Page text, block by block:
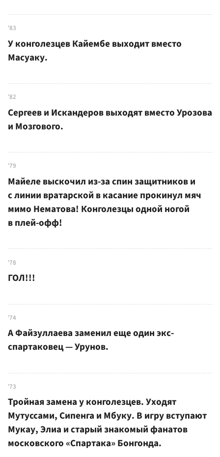
'83
У конголезцев Кайембе выходит вместо
Масуаку.
'82
Сергеев и Искандеров выходят вместо Урозова
и Мозгового.
'79
Майеле выскочил из-за спин защитников и
с линии вратарской в касание прокинул мяч
мимо Нематова! Конголезцы одной ногой
в плей-офф!
'78
ГОЛ!!!
'74
А Файзуллаева заменил еще один экс-
спартаковец — Урунов.
'73
Тройная замена у конголезцев. Уходят
Мутуссами, Сипенга и Мбуку. В игру вступают
Мукау, Элиа и старый знакомый фанатов
московского «Спартака» Бонгонда.